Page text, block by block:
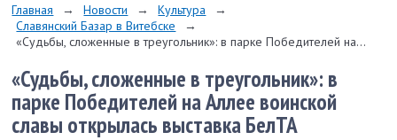
Главная → Новости → Культура
→
Славянский Базар в Витебске
→
«Судьбы, сложенные в треугольник»: в парке Победителей на...
«Судьбы, сложенные в треугольник»: в
парке Победителей на Аллее воинской
славы открылась выставка БелТА